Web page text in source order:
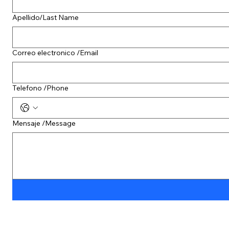
Apellido/Last Name
Correo electronico /Email
Telefono /Phone
Mensaje /Message